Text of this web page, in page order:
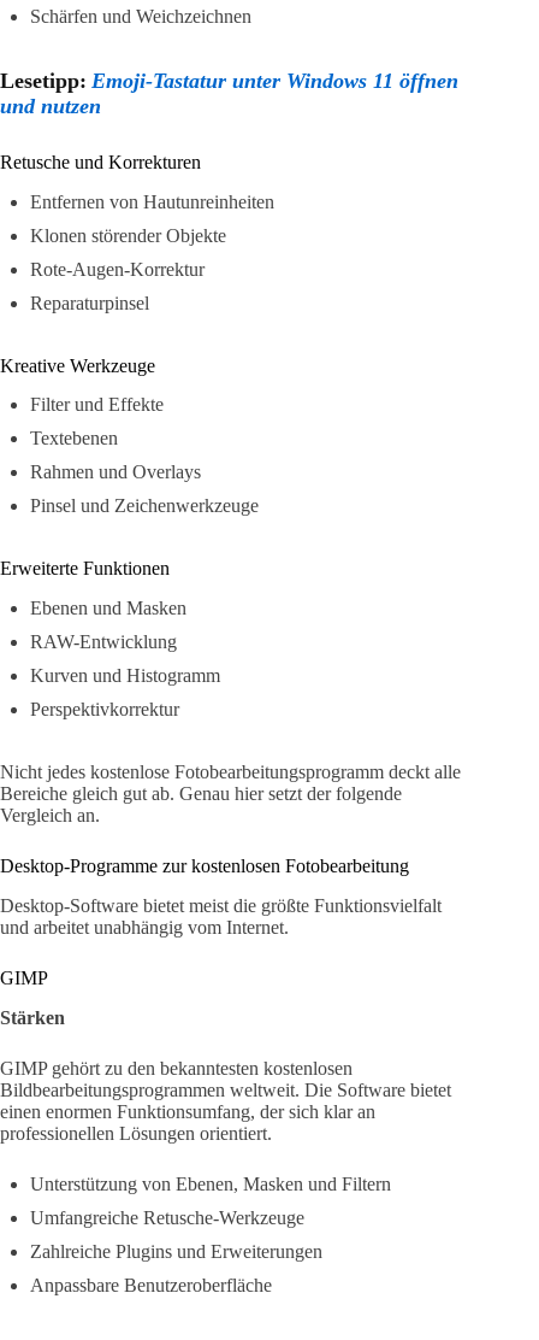
Schärfen und Weichzeichnen
Lesetipp: Emoji-Tastatur unter Windows 11 öffnen
und nutzen
Retusche und Korrekturen
Entfernen von Hautunreinheiten
Klonen störender Objekte
Rote-Augen-Korrektur
Reparaturpinsel
Kreative Werkzeuge
Filter und Effekte
Textebenen
Rahmen und Overlays
Pinsel und Zeichenwerkzeuge
Erweiterte Funktionen
Ebenen und Masken
RAW-Entwicklung
Kurven und Histogramm
Perspektivkorrektur
Nicht jedes kostenlose Fotobearbeitungsprogramm deckt alle
Bereiche gleich gut ab. Genau hier setzt der folgende
Vergleich an.
Desktop-Programme zur kostenlosen Fotobearbeitung
Desktop-Software bietet meist die größte Funktionsvielfalt
und arbeitet unabhängig vom Internet.
GIMP
Stärken
GIMP gehört zu den bekanntesten kostenlosen
Bildbearbeitungsprogrammen weltweit. Die Software bietet
einen enormen Funktionsumfang, der sich klar an
professionellen Lösungen orientiert.
Unterstützung von Ebenen, Masken und Filtern
Umfangreiche Retusche-Werkzeuge
Zahlreiche Plugins und Erweiterungen
Anpassbare Benutzeroberfläche